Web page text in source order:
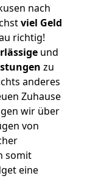
nach
viel Geld
richtig!
und
zu
anderes
Zuhause
wir über
von
somit
eine